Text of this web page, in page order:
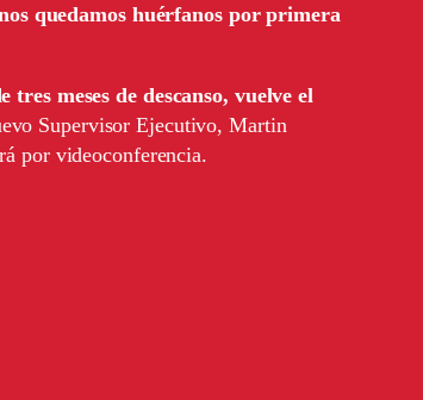
quedamos huérfanos por primera
tres meses de descanso, vuelve el
Supervisor Ejecutivo, Martin
por videoconferencia.